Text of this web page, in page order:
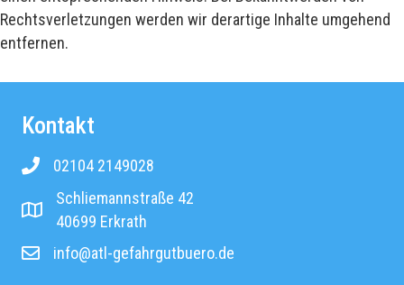
Rechtsverletzungen werden wir derartige Inhalte umgehend
entfernen.
Kontakt
Rufnummer ATL Gefahrgutbüro
02104 2149028
Adresse ATL Gefahrgutbüro
Schliemannstraße 42
40699 Erkrath
Email Adresse ATL Gefahrgutbüro
info@atl-gefahrgutbuero.de